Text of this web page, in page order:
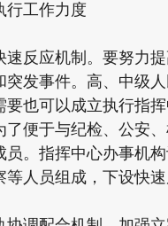
工作力度
应机制。要努力提
突发事件。高、中级
也可以成立执行指
便于与纪检、公安
。指挥中心办事机
等人员组成，下设快